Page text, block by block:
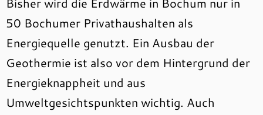
50 Bochumer Privathaushalten als
Energiequelle genutzt. Ein Ausbau der
Geothermie ist also vor dem Hintergrund der
Energieknappheit und aus
Umweltgesichtspunkten wichtig. Auch